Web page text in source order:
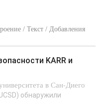
/ Текст / Добавления
в Сан-Диего
обнаружили